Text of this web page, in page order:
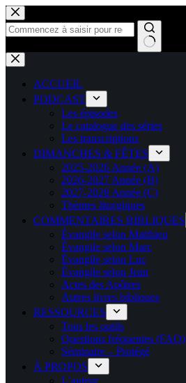
Passer
au
contenu
Aucun
résultat
ACCUEIL
PODCAST
Les épisodes
Le catalogue des séries
Les transcriptions
DIMANCHES & FÊTES
2025-2026 Année (A)
2026-2027 Année (B)
2027-2028 Année (C)
Thèmes liturgiques
COMMENTAIRES BIBLIQUES
Évangile selon Matthieu
Évangile selon Marc
Évangile selon Luc
Évangile selon Jean
Actes des Apôtres
Autres livres bibliques
RESSOURCES
Tous les outils
Questions fréquentes (FAQ)
Séminaire – Protégé
À PROPOS
L’auteur